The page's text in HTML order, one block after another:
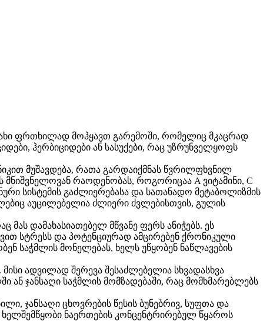
ფრთხილად მოჰყავთ გარემოში, რომელიც მკაცრად
ჰერბიციდები ან სასუქები, რაც უზრუნველყოფს
მუშავდება, რათა გარდაიქმნას წვრილფხვნილ
მნიშვნელოვან რაოდენობას, როგორიცაა A ვიტამინი, C
სისტემის გაძლიერებასა და სათანადო მეტაბოლიზმის
აუცილებელია ძლიერი ძვლებისთვის, გულის
დამახასიათებელ მწვანე ფერს ანიჭებს. ეს
სტრესს და პოტენციურად ამცირებენ ქრონიკული
საჭმლის მონელებას, ხელს უწყობენ ნაწლავების
ადვილად შერევა შესაძლებელია სხვადასხვა
ან ჯანსაღი საჭმლის მომზადებაში, რაც მომხმარებლებს
ჯანსაღი ცხოვრების წესის ბუნებრივ, სუფთა და
ნაერთების კონცენტრირებულ წყაროს